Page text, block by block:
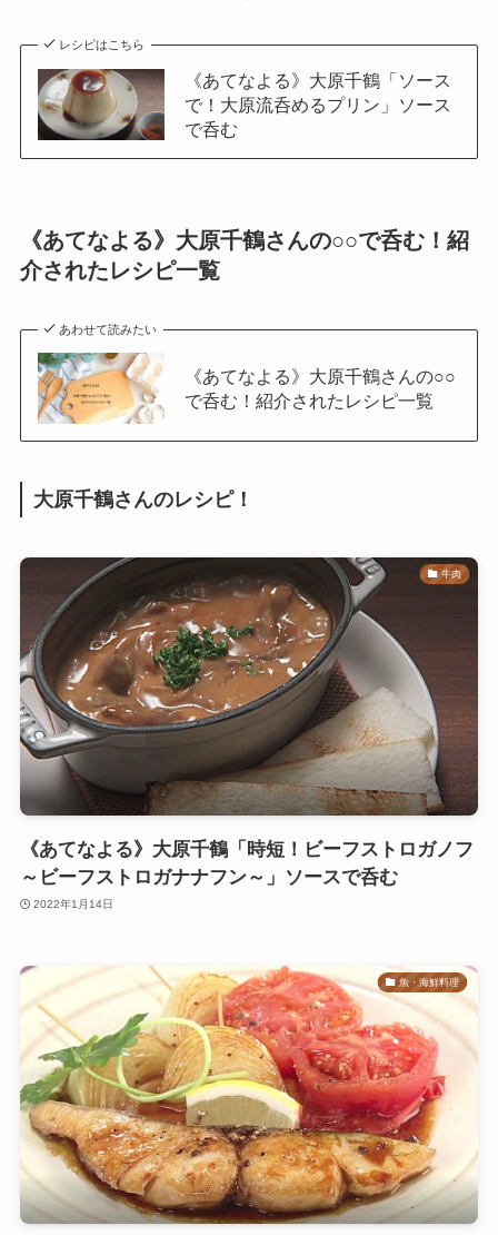
レシピはこちら
《あてなよる》大原千鶴「ソース
で！大原流呑めるプリン」ソース
で呑む
《あてなよる》大原千鶴さんの○○で呑む！紹
介されたレシピ一覧
あわせて読みたい
《あてなよる》大原千鶴さんの○○
で呑む！紹介されたレシピ一覧
大原千鶴さんのレシピ！
牛肉
《あてなよる》大原千鶴「時短！ビーフストロガノフ
～ビーフストロガナナフン～」ソースで呑む
2022年1月14日
魚・海鮮料理